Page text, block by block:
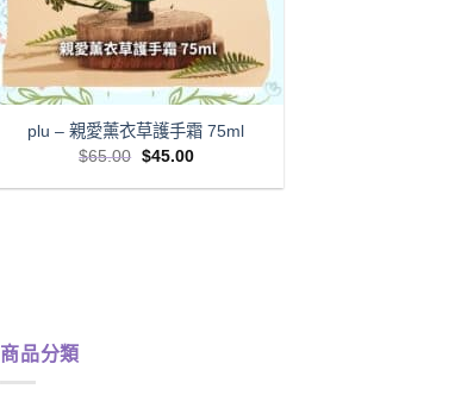
plu – 親愛薰衣草護手霜 75ml
$65.00 Original
was:
$45.00Current
is:
商品分類